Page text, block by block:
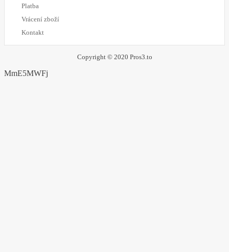
Platba
Vrácení zboží
Kontakt
Copyright © 2020 Pros3.to
MmE5MWFj